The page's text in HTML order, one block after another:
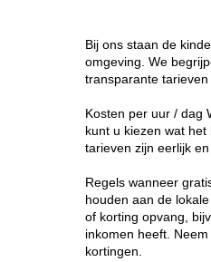
Bij ons staan de
omgeving. We
transparante
Kosten per uur / dag
kunt u kiezen wat
tarieven zijn eerlijk
Regels wanneer
houden aan de
of korting opvang,
inkomen heeft.
kortingen.